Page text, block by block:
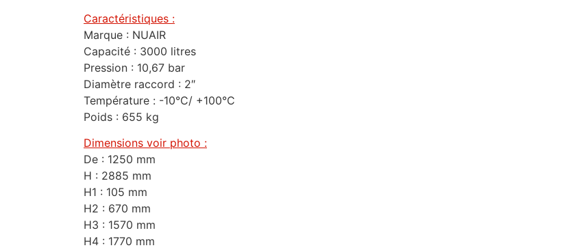
Caractéristiques :
Marque : NUAIR
Capacité : 3000 litres
Pression : 10,67 bar
Diamètre raccord : 2″
Température : -10°C/ +100°C
Poids : 655 kg
Dimensions voir photo :
De : 1250 mm
H : 2885 mm
H1 : 105 mm
H2 : 670 mm
H3 : 1570 mm
H4 : 1770 mm